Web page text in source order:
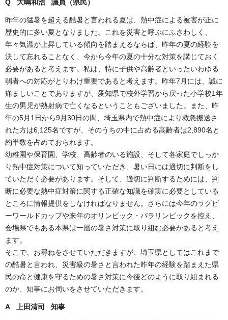
Q 大嶋和浩 議員（県民）
昨年の猛暑を超える酷暑と言われる夏は、熱中症による被害が正に
歴史的に多い夏となりました。これを災害と呼ぶにふさわしく、
年々気温が上昇している傾向を踏まえるならば、昨年の夏の経験を
決して忘れることなく、今から今年の夏の十分な対策を講じておく
必要があると考えます。私は、特に子供や高齢者といったいわゆる
弱者への対応がとりわけ重要であると考えます。昨年7月には、誠に
痛ましいことでありますが、愛知県で校外学習から戻った小学校1年
生の男児が熱射病で亡くなるということもございました。また、昨
年の5月1日から9月30日の間、埼玉県内で熱中症により救急搬送さ
れた方は6,125名ですが、そのうちの中に占める高齢者は2,890名と
約半数を占めておられます。
幼稚園や保育園、学校、高齢者のいる施設、そして各家庭でしっか
り熱中症対策について知っていただき、暑い日には適切に判断をし
ていただく必要があります。そして、適切に判断するためには、判
断に必要な熱中症対策に関する正確な知識を確実に必要としている
ところに情報提供をしなければなりません。さらには今年のラグビ
ーワールドカップや来年のオリンピック・パラリンピックを控え、
会場県でもある本県は一層の暑さ対策に取り組む必要があると考え
ます。
そこで、お尋ねをさせていただきますが、埼玉県としてはこれまで
の酷暑と言われ、災害級の暑さと言われた昨年の経験を踏まえた県
民の命と健康を守るための暑さ対策に今後どのように取り組まれる
のか、知事にお伺いをさせていただきます。
A 上田清司 知事